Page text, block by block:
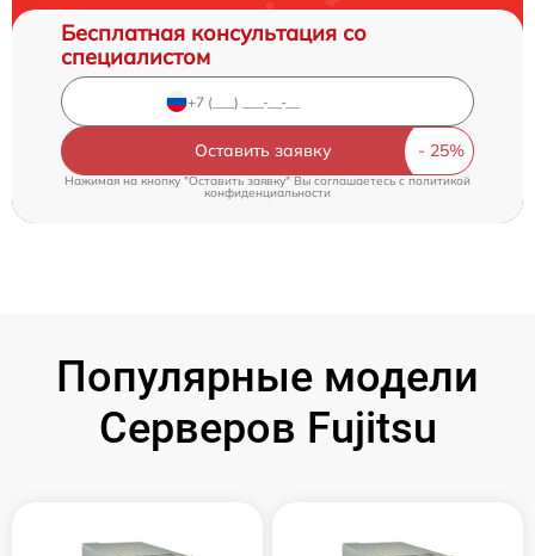
Бесплатная консультация со
специалистом
Оставить заявку
Нажимая на кнопку "Оставить заявку" Вы соглашаетесь cполитикой
конфиденциальности
Популярные модели
Серверов Fujitsu